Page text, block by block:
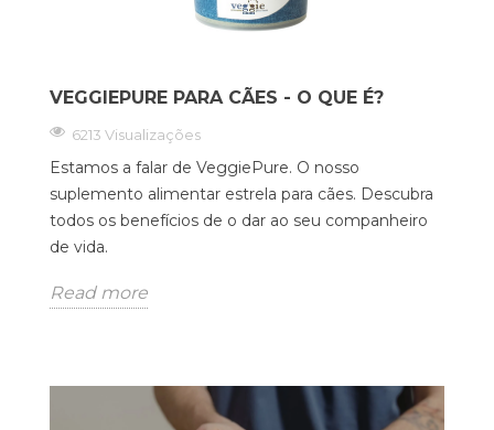
VEGGIEPURE PARA CÃES - O QUE É?
6213 Visualizações
Estamos a falar de VeggiePure. O nosso
suplemento alimentar estrela para cães. Descubra
todos os benefícios de o dar ao seu companheiro
de vida.
Read more